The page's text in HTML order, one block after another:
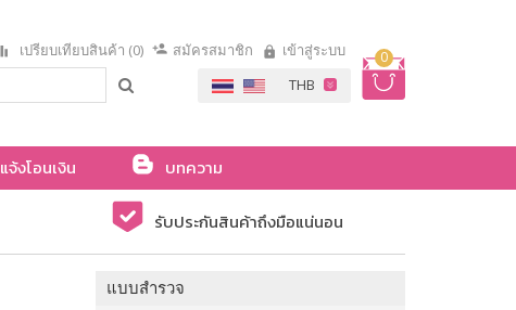
0
เปรียบเทียบสินค้า (0) สมัครสมาชิก เข้าสู่ระบบ
แจ้งโอนเงิน
บทความ
รับประกันสินค้าถึงมือแน่นอน
แบบสำรวจ